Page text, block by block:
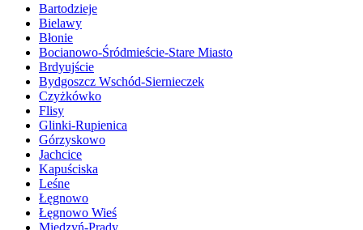
Bartodzieje
Bielawy
Błonie
Bocianowo-Śródmieście-Stare Miasto
Brdyujście
Bydgoszcz Wschód-Siernieczek
Czyżkówko
Flisy
Glinki-Rupienica
Górzyskowo
Jachcice
Kapuściska
Leśne
Łęgnowo
Łęgnowo Wieś
Miedzyń-Prądy